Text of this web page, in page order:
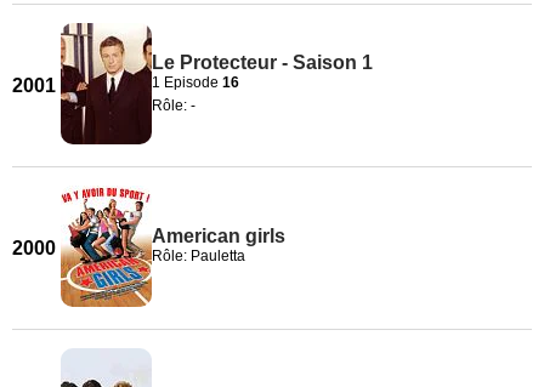
2001
Le Protecteur - Saison 1
1 Episode 16
Rôle: -
2000
American girls
Rôle: Pauletta